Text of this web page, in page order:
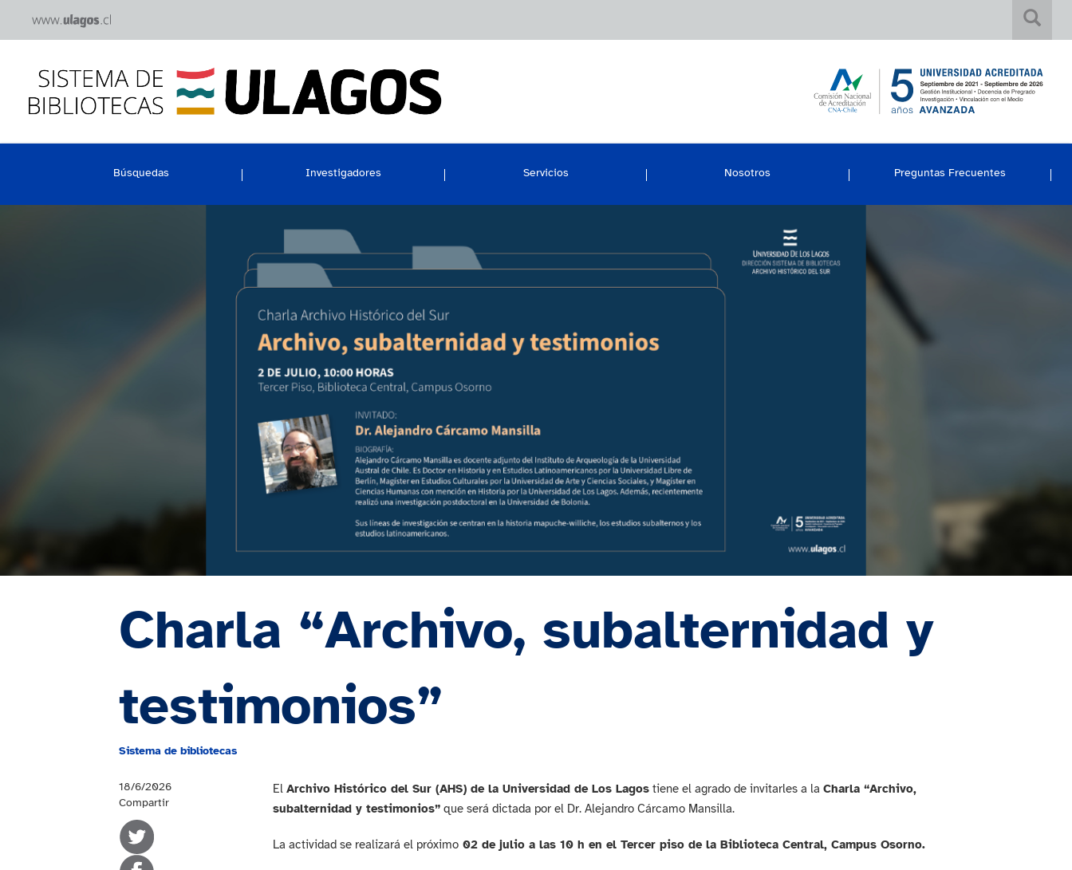
Búsquedas Investigadores Servicios Nosotros Preguntas Frecuentes
Charla “Archivo, subalternidad y
testimonios”
Sistema de bibliotecas
18/6/2026
Compartir
El Archivo Histórico del Sur (AHS) de la Universidad de Los Lagostiene el agrado de invitarles a la Charla “Archivo,
subalternidad y testimonios”que será dictada por el Dr. Alejandro Cárcamo Mansilla.
La actividad se realizará el próximo02 de julio a las 10 h en el Tercer piso de la Biblioteca Central, Campus Osorno.